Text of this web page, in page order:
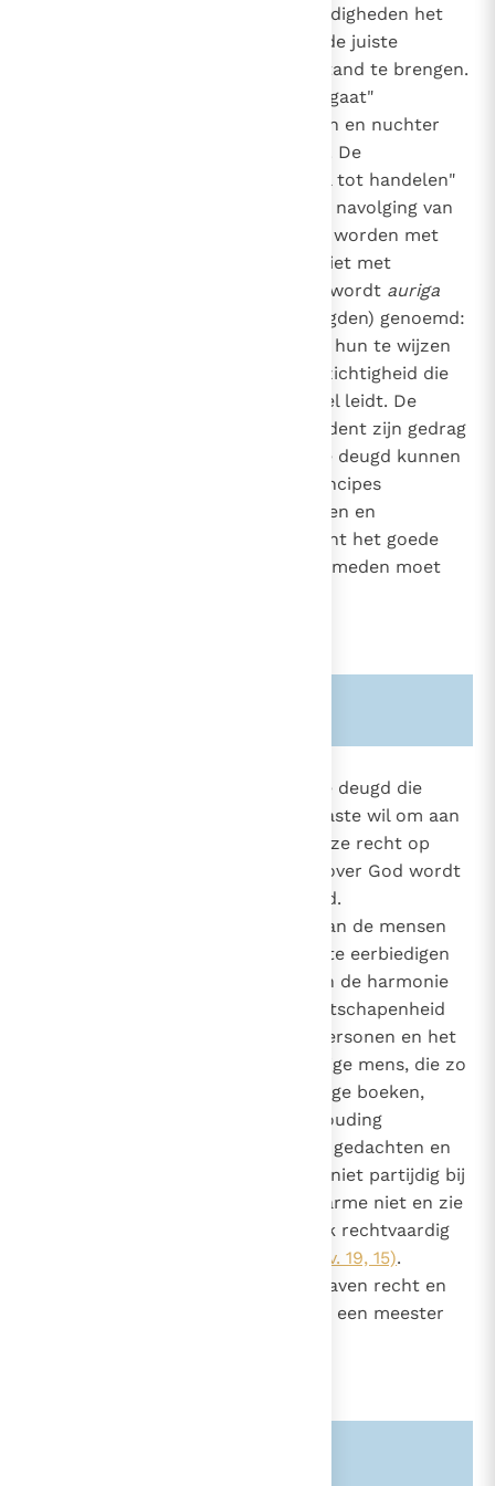
rede in staat stelt in alle omstandigheden het
werkelijk goede te ontwaren en de juiste
middelen te kiezen om het tot stand te brengen.
"De schrandere kijkt uit waar hij gaat"
. "Weest dus bezonnen en nuchter
. De
voorzichtigheid is de "juiste regel tot handelen"
in navolging van
Aristoteles. Ze mag niet verward worden met
schuchterheid of vrees, en ook niet met
dubbelhartigheid of veinzerij. Ze wordt auriga
(leidsvrouw van de deugden) genoemd:
ze leidt de andere deugden door hun te wijzen
op regel en maat. Het is de voorzichtigheid die
onmiddellijk het gewetensoordeel leidt. De
voorzichtige mens bepaalt en ordent zijn gedrag
volgens dit oordeel. Dankzij deze deugd kunnen
wij zonder dwalen de morele principes
toepassen op de concrete gevallen en
overwinnen wij de twijfels omtrent het goede
dat gedaan en het kwade dat vermeden moet
is de morele deugd die
bestaat in de voortdurende en vaste wil om aan
God en de naaste te geven waar ze recht op
hebben. Rechtvaardigheid tegenover God wordt
"deugd van godsvrucht" genoemd.
Rechtvaardigheid ten opzichte van de mensen
leidt ertoe de rechten van ieder te eerbiedigen
en in de menselijke verhoudingen de harmonie
tot stand te brengen die de rechtschapenheid
bevordert ten opzichte van de personen en het
algemeen welzijn. De rechtvaardige mens, die zo
dikwijls vermeld wordt in de heilige boeken,
onderscheidt zich door de tot houding
geworden rechtschapenheid van gedachten en
gedrag jegens zijn naaste. "Wees niet partijdig bij
het rechtspreken: begunstig de arme niet en zie
de rijke niet naar de ogen; spreek rechtvaardig
(Lev. 19, 15).
"Meesters, betracht jegens uw slaven recht en
billijkheid in het besef dat ook gij een meester